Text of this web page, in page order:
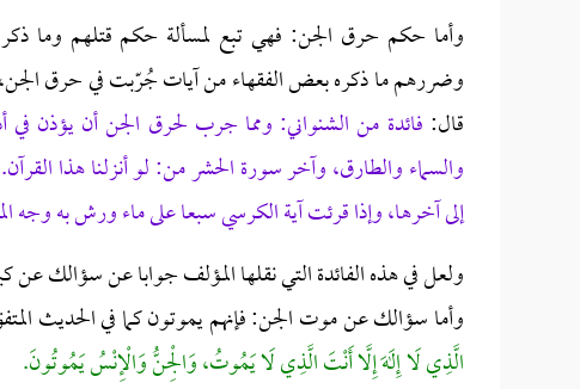
وأما حكم حرق الجن: فهي تبع لمسألة حكم قتلهم وما
وضررهم ما ذكره بعض الفقهاء من آيات جُرّبت في حرق
قال: فائدة من الشنواني: ومما جرب لحرق الجن أن يؤذن في
والسماء والطارق، وآخر سورة الحشر من: لو أنزلنا هذا
إلى آخرها، وإذا قرئت آية الكرسي سبعا على ماء ورش به وجه
ولعل في هذه الفائدة التي نقلها المؤلف جوابا عن سؤالك عن
وأما سؤالك عن موت الجن: فإنهم يموتون كما في الحديث
الَّذِي لَا إِلَهَ إِلَّا أَنْتَ الَّذِي لَا يَمُوتُ، وَالْجِنُّ وَالْإِنْسُ يَمُوتُونَ.